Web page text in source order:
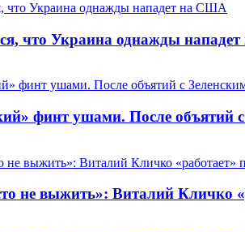
что Украина однажды
финт ушами. После объятий
не выжить»: Виталий Кличко